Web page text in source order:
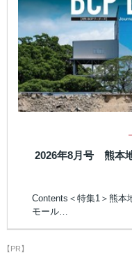
2026年8月号 熊本
Contents＜特集1＞熊本
モール…
【PR】